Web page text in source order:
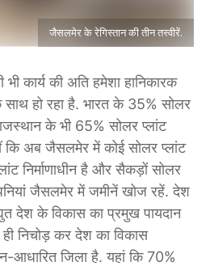
जैसलमेर के रेगिस्तान की तीन तस्वीरें.
कार्य की अति हमेशा हानिकारक
हो रहा है. भारत के 35% सोलर
के भी 65% सोलर प्लांट
अब जैसलमेर में कोई सोलर प्लांट
निर्माणाधीन है और सैकड़ों सोलर
जैसलमेर में जमीनें खोज रहें. देश
देश के विकास का प्रमुख पायदान
निचोड़ कर देश का विकास
आधारित जिला है. यहां कि 70%